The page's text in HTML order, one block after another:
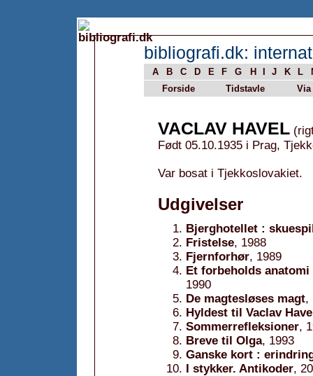
bibliografi.dk:
A B C D E F G H J K L
Forside
Tidstavle Via
VACLAV HAVEL
Født 05.10.1935 i Prag,
Var bosat i Tjekkoslovakiet.
Udgivelser
Bjerghotellet :
Fristelse, 1988
Fjernforhør, 1989
Et forbeholds
1990
De magtesløses magt,
Hyldest til Vaclav
Sommerrefleksioner,
Breve til Olga, 1993
Ganske kort :
I stykker. Antikoder,